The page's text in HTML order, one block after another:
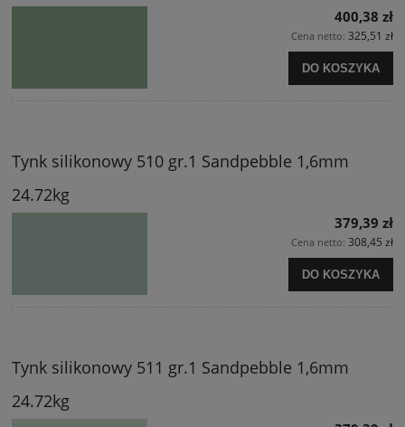
400,38 zł
Cena netto: 325,51 zł
DO KOSZYKA
Tynk silikonowy 510 gr.1 Sandpebble 1,6mm
24.72kg
379,39 zł
Cena netto: 308,45 zł
DO KOSZYKA
Tynk silikonowy 511 gr.1 Sandpebble 1,6mm
24.72kg